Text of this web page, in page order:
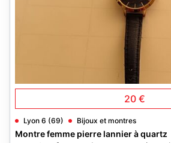
20 €
Lyon 6 (69) Bijoux et montres
Montre femme pierre lannier à quartz